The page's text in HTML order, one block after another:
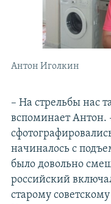
Антон Иголкин
– На стрельбы нас
вспоминает Антон.
начиналось с
было довольно
российский
старому